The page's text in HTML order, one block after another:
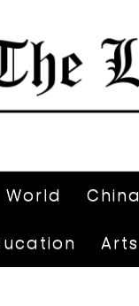
World China
Arts